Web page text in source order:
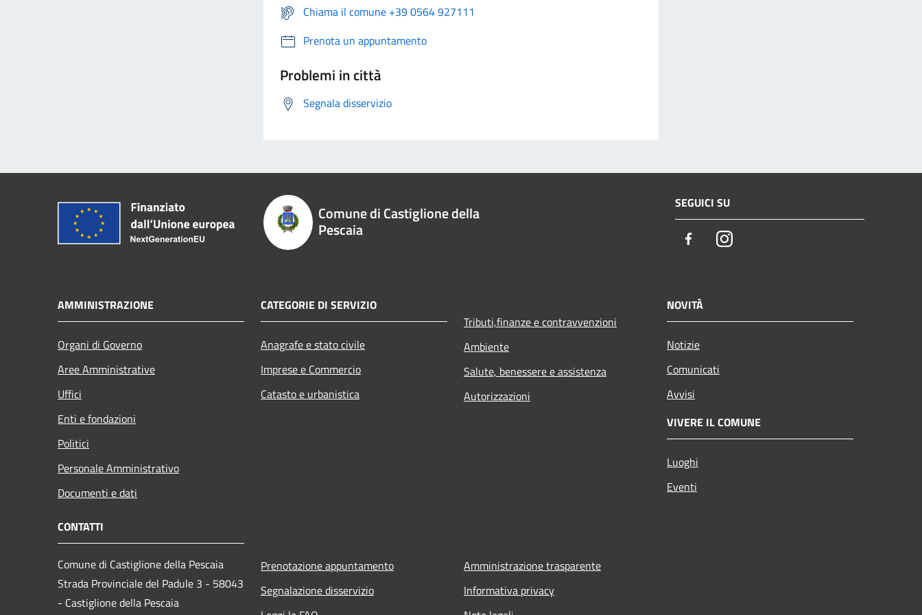
Chiama il comune +39 0564 927111
Prenota un appuntamento
Problemi in città
Segnala disservizio
Comune di Castiglione della
Pescaia
SEGUICI SU
FacebookInstagram
AMMINISTRAZIONE
Organi di Governo
Aree Amministrative
Uffici
Enti e fondazioni
Politici
Personale Amministrativo
Documenti e dati
CATEGORIE DI SERVIZIO
Anagrafe e stato civile
Imprese e Commercio
Catasto e urbanistica
Tributi,finanze e contravvenzioni
Ambiente
Salute, benessere e assistenza
Autorizzazioni
NOVITÀ
Notizie
Comunicati
Avvisi
VIVERE IL COMUNE
Luoghi
Eventi
CONTATTI
Comune di Castiglione della Pescaia
Strada Provinciale del Padule 3 - 58043
- Castiglione della Pescaia
Prenotazione appuntamento
Segnalazione disservizio
Amministrazione trasparente
Informativa privacy